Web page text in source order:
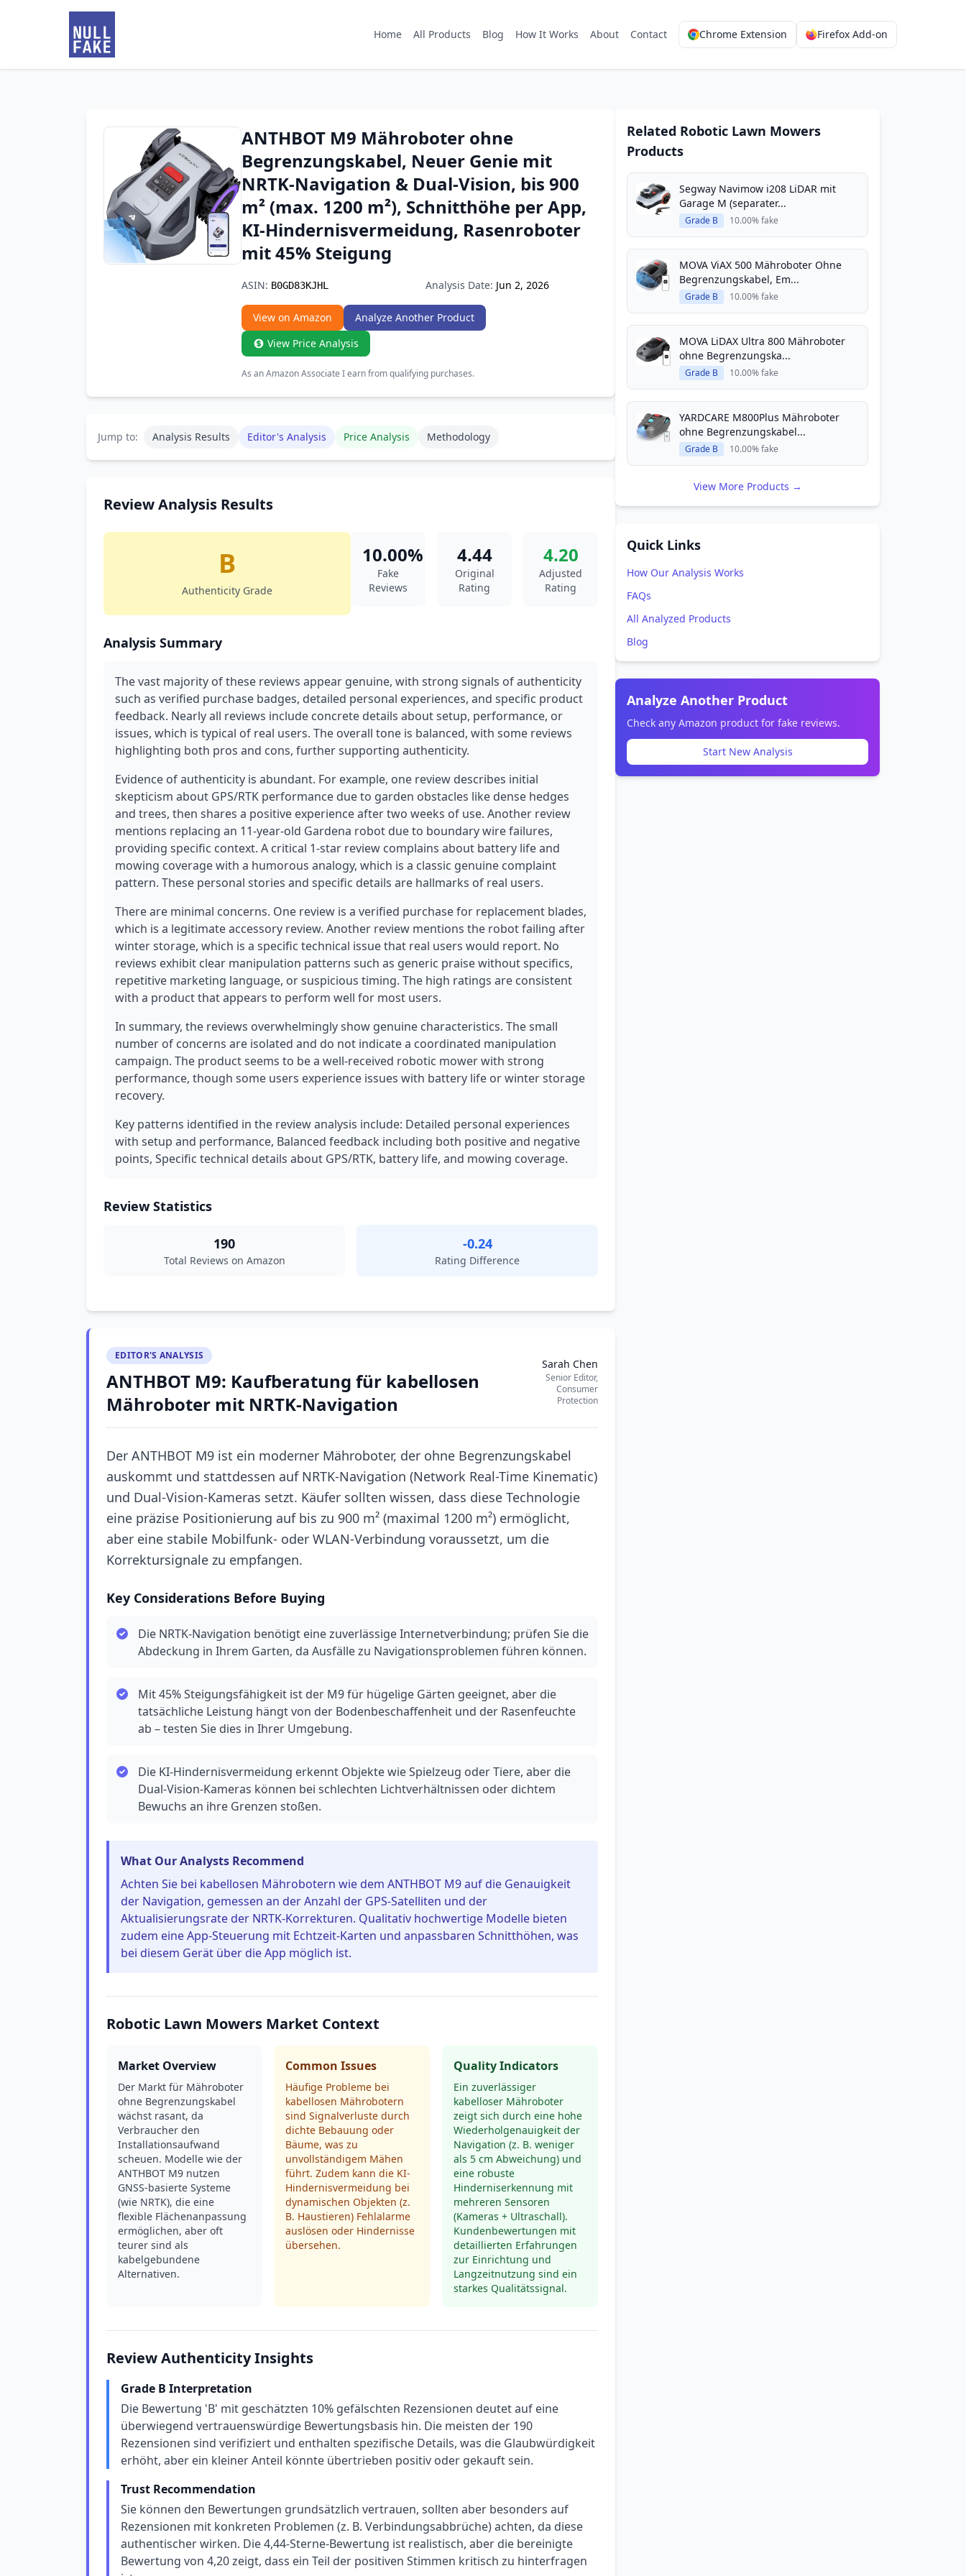
Home All Products Blog How It Works About Contact Chrome Extension Firefox Add-on
ANTHBOT M9 Mähroboter ohne
Begrenzungskabel, Neuer Genie mit
NRTK-Navigation & Dual-Vision, bis 900
m² (max. 1200 m²), Schnitthöhe per App,
KI-Hindernisvermeidung, Rasenroboter
mit 45% Steigung
ASIN: B0GD83KJHL Analysis Date: Jun 2, 2026
View on Amazon
Analyze Another Product
View Price Analysis
As an Amazon Associate I earn from qualifying purchases.
Jump to: Analysis Results Editor's Analysis Price Analysis Methodology
Review Analysis Results
B
Authenticity Grade
10.00%
Fake
Reviews
4.44
Original
Rating
4.20
Adjusted
Rating
Analysis Summary
The vast majority of these reviews appear genuine, with strong signals of authenticity
such as verified purchase badges, detailed personal experiences, and specific product
feedback. Nearly all reviews include concrete details about setup, performance, or
issues, which is typical of real users. The overall tone is balanced, with some reviews
highlighting both pros and cons, further supporting authenticity.
Evidence of authenticity is abundant. For example, one review describes initial
skepticism about GPS/RTK performance due to garden obstacles like dense hedges
and trees, then shares a positive experience after two weeks of use. Another review
mentions replacing an 11-year-old Gardena robot due to boundary wire failures,
providing specific context. A critical 1-star review complains about battery life and
mowing coverage with a humorous analogy, which is a classic genuine complaint
pattern. These personal stories and specific details are hallmarks of real users.
There are minimal concerns. One review is a verified purchase for replacement blades,
which is a legitimate accessory review. Another review mentions the robot failing after
winter storage, which is a specific technical issue that real users would report. No
reviews exhibit clear manipulation patterns such as generic praise without specifics,
repetitive marketing language, or suspicious timing. The high ratings are consistent
with a product that appears to perform well for most users.
In summary, the reviews overwhelmingly show genuine characteristics. The small
number of concerns are isolated and do not indicate a coordinated manipulation
campaign. The product seems to be a well-received robotic mower with strong
performance, though some users experience issues with battery life or winter storage
recovery.
Key patterns identified in the review analysis include: Detailed personal experiences
with setup and performance, Balanced feedback including both positive and negative
points, Specific technical details about GPS/RTK, battery life, and mowing coverage.
Review Statistics
190
Total Reviews on Amazon
-0.24
Rating Difference
EDITOR'S ANALYSIS
ANTHBOT M9: Kaufberatung für kabellosen
Mähroboter mit NRTK-Navigation
Sarah Chen
Senior Editor,
Consumer
Protection
Der ANTHBOT M9 ist ein moderner Mähroboter, der ohne Begrenzungskabel
auskommt und stattdessen auf NRTK-Navigation (Network Real-Time Kinematic)
und Dual-Vision-Kameras setzt. Käufer sollten wissen, dass diese Technologie
eine präzise Positionierung auf bis zu 900 m² (maximal 1200 m²) ermöglicht,
aber eine stabile Mobilfunk- oder WLAN-Verbindung voraussetzt, um die
Korrektursignale zu empfangen.
Key Considerations Before Buying
Die NRTK-Navigation benötigt eine zuverlässige Internetverbindung; prüfen Sie die
Abdeckung in Ihrem Garten, da Ausfälle zu Navigationsproblemen führen können.
Mit 45% Steigungsfähigkeit ist der M9 für hügelige Gärten geeignet, aber die
tatsächliche Leistung hängt von der Bodenbeschaffenheit und der Rasenfeuchte
ab – testen Sie dies in Ihrer Umgebung.
Die KI-Hindernisvermeidung erkennt Objekte wie Spielzeug oder Tiere, aber die
Dual-Vision-Kameras können bei schlechten Lichtverhältnissen oder dichtem
Bewuchs an ihre Grenzen stoßen.
What Our Analysts Recommend
Achten Sie bei kabellosen Mährobotern wie dem ANTHBOT M9 auf die Genauigkeit
der Navigation, gemessen an der Anzahl der GPS-Satelliten und der
Aktualisierungsrate der NRTK-Korrekturen. Qualitativ hochwertige Modelle bieten
zudem eine App-Steuerung mit Echtzeit-Karten und anpassbaren Schnitthöhen, was
bei diesem Gerät über die App möglich ist.
Robotic Lawn Mowers Market Context
Market Overview
Der Markt für Mähroboter
ohne Begrenzungskabel
wächst rasant, da
Verbraucher den
Installationsaufwand
scheuen. Modelle wie der
ANTHBOT M9 nutzen
GNSS-basierte Systeme
(wie NRTK), die eine
flexible Flächenanpassung
ermöglichen, aber oft
teurer sind als
kabelgebundene
Alternativen.
Common Issues
Häufige Probleme bei
kabellosen Mährobotern
sind Signalverluste durch
dichte Bebauung oder
Bäume, was zu
unvollständigem Mähen
führt. Zudem kann die KI-
Hindernisvermeidung bei
dynamischen Objekten (z.
B. Haustieren) Fehlalarme
auslösen oder Hindernisse
übersehen.
Quality Indicators
Ein zuverlässiger
kabelloser Mähroboter
zeigt sich durch eine hohe
Wiederholgenauigkeit der
Navigation (z. B. weniger
als 5 cm Abweichung) und
eine robuste
Hinderniserkennung mit
mehreren Sensoren
(Kameras + Ultraschall).
Kundenbewertungen mit
detaillierten Erfahrungen
zur Einrichtung und
Langzeitnutzung sind ein
starkes Qualitätssignal.
Review Authenticity Insights
Grade B Interpretation
Die Bewertung 'B' mit geschätzten 10% gefälschten Rezensionen deutet auf eine
überwiegend vertrauenswürdige Bewertungsbasis hin. Die meisten der 190
Rezensionen sind verifiziert und enthalten spezifische Details, was die Glaubwürdigkeit
erhöht, aber ein kleiner Anteil könnte übertrieben positiv oder gekauft sein.
Trust Recommendation
Sie können den Bewertungen grundsätzlich vertrauen, sollten aber besonders auf
Rezensionen mit konkreten Problemen (z. B. Verbindungsabbrüche) achten, da diese
authentischer wirken. Die 4,44-Sterne-Bewertung ist realistisch, aber die bereinigte
Bewertung von 4,20 zeigt, dass ein Teil der positiven Stimmen kritisch zu hinterfragen
Related Robotic Lawn Mowers
Products
Segway Navimow i208 LiDAR mit
Garage M (separater...
Grade B 10.00% fake
MOVA ViAX 500 Mähroboter Ohne
Begrenzungskabel, Em...
Grade B 10.00% fake
MOVA LiDAX Ultra 800 Mähroboter
ohne Begrenzungska...
Grade B 10.00% fake
YARDCARE M800Plus Mähroboter
ohne Begrenzungskabel...
Grade B 10.00% fake
View More Products →
Quick Links
How Our Analysis Works
FAQs
All Analyzed Products
Blog
Analyze Another Product
Check any Amazon product for fake reviews.
Start New Analysis